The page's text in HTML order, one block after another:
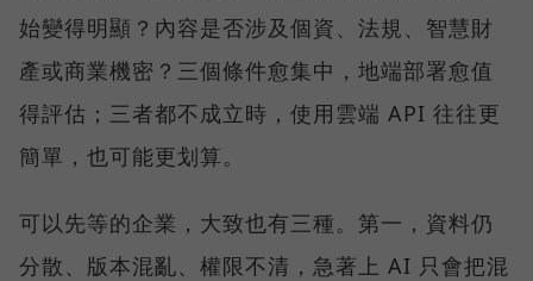
始變得明顯？內容是否涉及個資、法規、智慧財
產或商業機密？三個條件愈集中，地端部署愈值
得評估；三者都不成立時，使用雲端 API 往往更
簡單，也可能更划算。
可以先等的企業，大致也有三種。第一，資料仍
分散、版本混亂、權限不清，急著上 AI 只會把混